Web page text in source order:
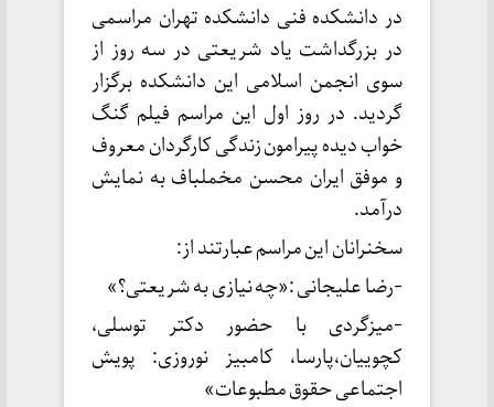
در دانشکده فنی دانشکده تهران مراسمی
در بزرگداشت یاد شریعتی در سه روز از
سوی انجمن اسلامی این دانشکده برگزار
گردید. در روز اول این مراسم فیلم گنگ
خواب دیده پیرامون زندگی کارگردان معروف
و موفق ایران محسن مخملباف به نمایش
در‌آمد.
سخنرانان این مراسم عبارتند از:
-رضا علیجانی :«چه نیازی به شریعتی؟»
-میزگردی با حضور دکتر توسلی،
کچويیان،پارسا، کامبیز نوروزی: پویش
اجتماعی حقوق مطبوعات»